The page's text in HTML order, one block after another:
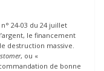
24-03 du 24 juillet
le financement
destruction massive.
, ou «
de bonne